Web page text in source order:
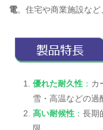
電。住宅や商業施設など
優れた耐久性 ： カ
雪・高温などの過
高い耐候性 ： 長期
限